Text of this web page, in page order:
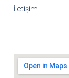
İletişim